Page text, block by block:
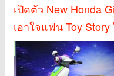
เปิดตัว New Honda
เอาใจแฟน Toy Story